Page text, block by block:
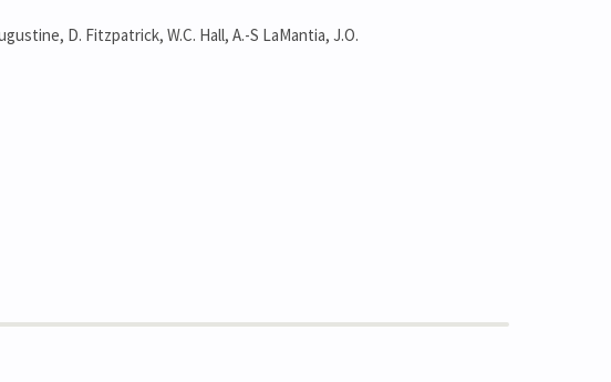
D. Fitzpatrick, W.C. Hall, A.-S LaMantia, J.O.